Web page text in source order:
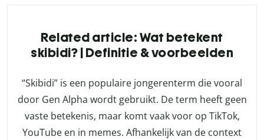
Related article: Wat betekent
skibidi? | Definitie & voorbeelden
“Skibidi” is een populaire jongerenterm die vooral
door Gen Alpha wordt gebruikt. De term heeft geen
vaste betekenis, maar komt vaak voor op TikTok,
YouTube en in memes. Afhankelijk van de context